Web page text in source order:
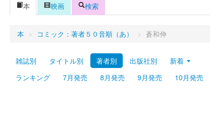
ログイン
Myシェルフ
プレミアム
本
映画 検索
本 > コミック：著者５０音順（あ） > 蒼和伸
雑誌別 タイトル別 著者別 出版社別
新着
ランキング
7月発売 8月発売 9月発売 10月発売